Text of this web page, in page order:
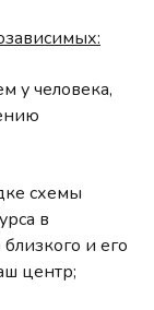
у человека,
схемы
в
и его
центр;